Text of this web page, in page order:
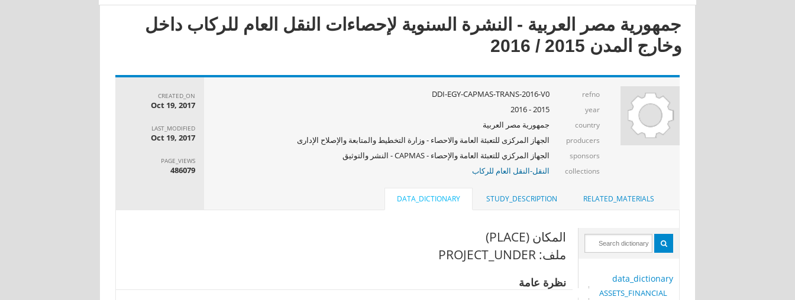
جمهورية مصر العربية - النشرة السنوية لإحصاءات النقل العام للركاب داخل
وخارج المدن 2015 / 2016
refno
DDI-EGY-CAPMAS-TRANS-2016-V0
year
2015 - 2016
country جمهورية مصر العربية
producers الجهاز المركزى للتعبئة العامة والاحصاء - وزارة التخطيط والمتابعة والإصلاح الإدارى
sponsors الجهاز المركزي للتعبئة العامة والإحصاء - CAPMAS - النشر والتوثيق
collections النقل-النقل العام للركاب
CREATED_ON
Oct 19, 2017
LAST_MODIFIED
Oct 19, 2017
PAGE_VIEWS
486079
RELATED_MATERIALS
STUDY_DESCRIPTION
DATA_DICTIONARY
data_dictionary
ASSETS_FINANCIAL
المكان (PLACE)
ملف: PROJECT_UNDER
نظرة عامة